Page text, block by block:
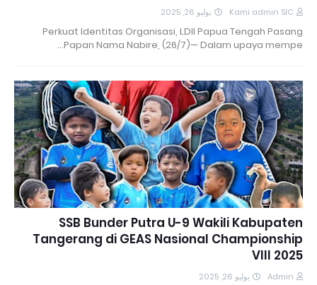
Kami admin SIC يوليو 26, 2025
Perkuat Identitas Organisasi, LDII Papua Tengah Pasang
Papan Nama Nabire, (26/7)— Dalam upaya mempe…
SSB Bunder Putra U-9 Wakili Kabupaten
Tangerang di GEAS Nasional Championship
VIII 2025
Admin يوليو 26, 2025